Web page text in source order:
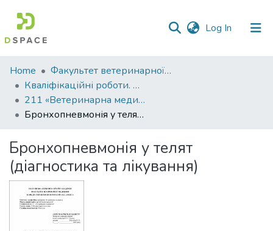
Log In (current)
Communities
&
Collections
All of DSpace
Statistics
Home
Факультет ветеринарної медицини
Кваліфікаційні роботи. Факультет ветеринарної медицини
211 «Ветеринарна медицина»
Бронхопневмонія у телят (діагностика та лікування)
Бронхопневмонія у телят
(діагностика та лікування)